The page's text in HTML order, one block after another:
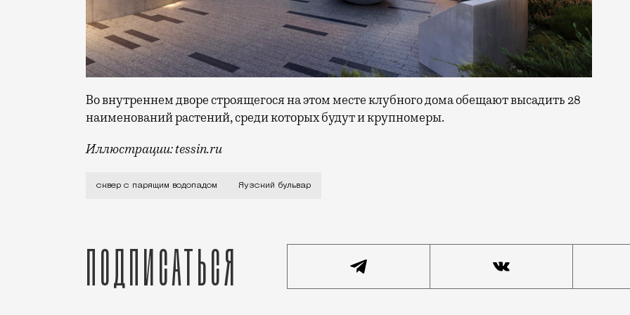
Во внутреннем дворе строящегося на этом месте клубного дома обещают высадить 28
наименований растений, среди которых будут и крупномеры.
Иллюстрации: tessin.ru
Проектом занималась лондонская компания Linda Bird Limited, которая работает по всему
сквер с парящим водопадом Яузский бульвар
Подписаться